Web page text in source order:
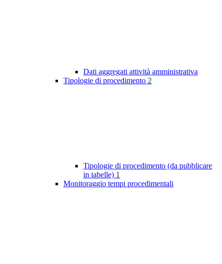
Dati aggregati attività amministrativa
Tipologie di procedimento 2
Tipologie di procedimento (da pubblicare
in tabelle) 1
Monitoraggio tempi procedimentali